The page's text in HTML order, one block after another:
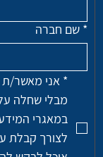
* שם חברה
*